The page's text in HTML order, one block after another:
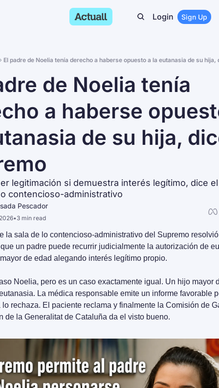
Login Sign Up
El padre de Noelia tenía derecho a haberse opuesto a la eutanasia de su hija,
de Noelia tenía
a haberse
de su hija,
legitimación si demuestra interés legítimo, dice
contencioso-administrativo
Pescador
•3 min read
la sala de lo contencioso-administrativo del Supremo
un padre puede recurrir judicialmente la autorización de
de edad alegando interés legítimo propio.
Noelia, pero es un caso exactamente igual. Un hijo mayor
La médica responsable emite un informe favorable
lo rechaza. El paciente reclama y finalmente la Comisión de
de la Generalitat de Cataluña da el visto bueno.